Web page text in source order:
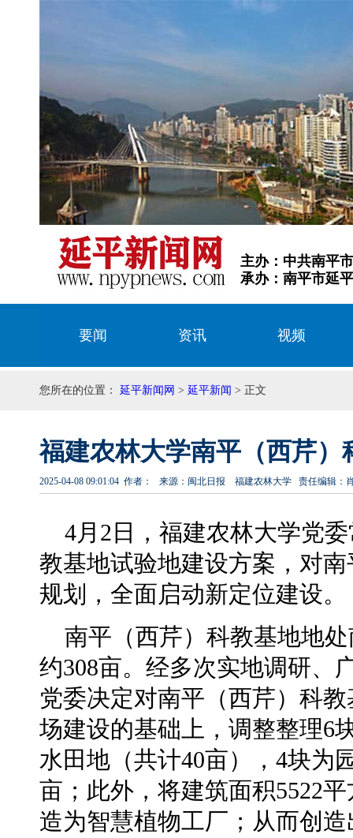
主办：中共南平
承办：南平市延
要闻 资讯 视频
您所在的位置： 延平新闻网 > 延平新闻 > 正文
福建农林大学南平（西芹
2025-04-08 09:01:04 作者： 来源：闽北日报 福建农林大学 责任编辑：
4月2日，福建农林大学党
教基地试验地建设方案，对
规划，全面启动新定位建设。
南平（西芹）科教基地地
约308亩。经多次实地调研、
党委决定对南平（西芹）科
场建设的基础上，调整整理6
水田地（共计40亩），4块为
亩；此外，将建筑面积5522
造为智慧植物工厂；从而创